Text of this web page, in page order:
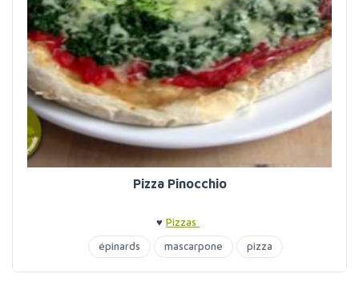
Pizza Pinocchio
♥ Pizzas
épinards
mascarpone pizza